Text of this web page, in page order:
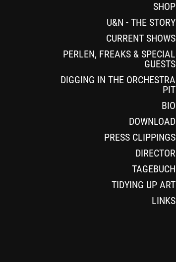
SHOP
U&N - THE STORY
CURRENT SHOWS
PERLEN, FREAKS & SPECIAL
GUESTS
DIGGING IN THE ORCHESTRA
PIT
BIO
DOWNLOAD
PRESS CLIPPINGS
DIRECTOR
TAGEBUCH
TIDYING UP ART
LINKS